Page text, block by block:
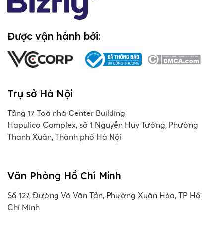
Được vận hành bởi:
Trụ sở Hà Nội
Tầng 17 Toà nhà Center Building
Hapulico Complex, số 1 Nguyễn Huy Tưởng, Phường
Thanh Xuân, Thành phố Hà Nội
Văn Phòng Hồ Chí Minh
Số 127, Đường Võ Văn Tần, Phường Xuân Hòa, TP Hồ
Chí Minh